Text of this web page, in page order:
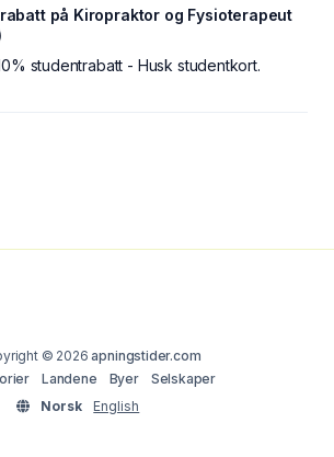
på Kiropraktor og Fysioterapeut
studentrabatt - Husk studentkort.
© 2026apningstider.com
Landene Byer
Selskaper
Norsk
English